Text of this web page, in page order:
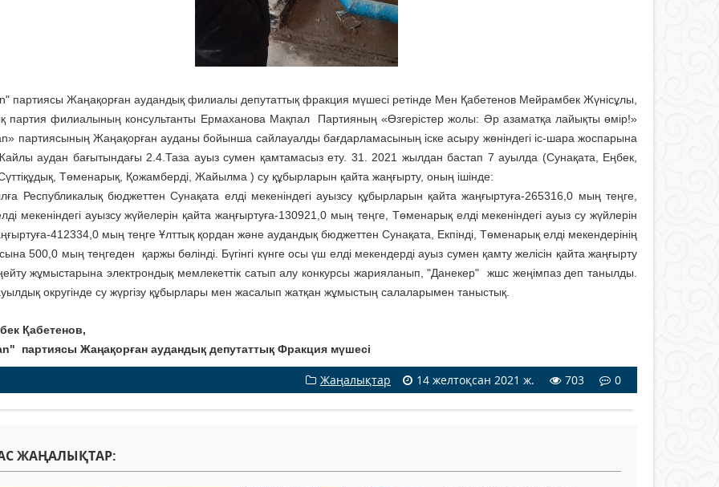
партиясы Жаңақорған аудандық филиалы депутаттық фракция мүшесі ретінде Мен Қабетенов Мейрамбек Жүнісұлы,
партия филиалының консультанты Ермаханова Мақпал Партияның «Өзгерістер жолы: Әр азаматқа лайықты өмір!»
партиясының Жаңақорған ауданы бойынша сайлауалды бағдарламасының іске асыру жөніндегі іс-шара жоспарына
аудан бағытындағы 2.4.Таза ауыз сумен қамтамасыз ету. 31. 2021 жылдан бастап 7 ауылда (Сунақата, Еңбек,
Сүттіқұдық, Төменарық, Қожамберді, Жайылма ) су құбырларын қайта жаңғырту, оның ішінде:
Республикалық бюджеттен Сунақата елді мекеніндегі ауызсу құбырларын қайта жаңғыртуға-265316,0 мың теңге,
мекеніндегі ауызсу жүйелерін қайта жаңғыртуға-130921,0 мың теңге, Төменарық елді мекеніндегі ауыз су жүйлерін
412334,0 мың теңге Ұлттық қордан және аудандық бюджеттен Сунақата, Екпінді, Төменарық елді мекендерінің
500,0 мың теңгеден қаржы бөлінді. Бүгінгі күнге осы үш елді мекендерді ауыз сумен қамту желісін қайта жаңғырту
жұмыстарына электрондық мемлекеттік сатып алу конкурсы жарияланып, "Данекер" жшс жеңімпаз деп танылды.
округінде су жүргізу құбырлары мен жасалып жатқан жұмыстың салаларымен таныстық.
Қабетенов,
партиясы Жаңақорған аудандық депутаттық Фракция мүшесі
Жаңалықтар 14 желтоқсан 2021 ж. 703 0
ЖАҢАЛЫҚТАР: